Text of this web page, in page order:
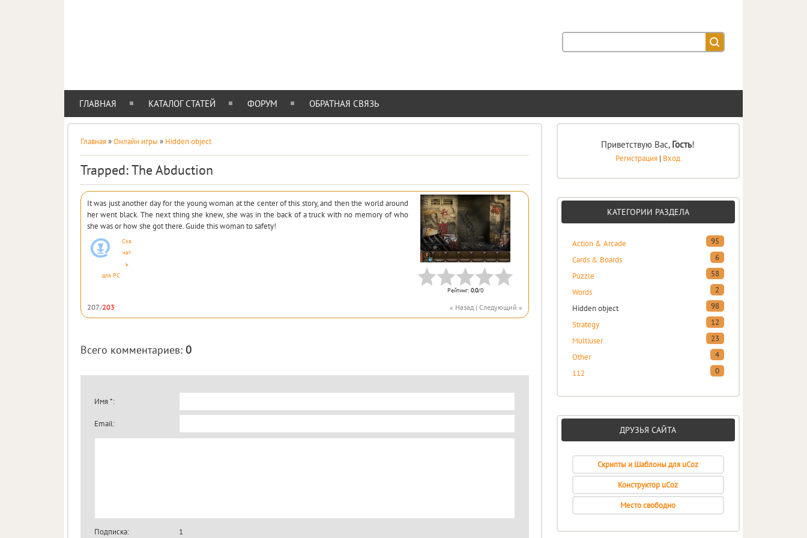
ГЛАВНАЯ КАТАЛОГ СТАТЕЙ ФОРУМ ОБРАТНАЯ СВЯЗЬ
Главная»Онлайн игры » Hidden object
Trapped: The Abduction
It was just another day for the young woman at the center of this story, and then the world around
her went black. The next thing she knew, she was in the back of a truck with no memory of who
she was or how she got there. Guide this woman to safety!
Ска
чат
ь
для PC
Рейтинг: 0.0/0
« Назад| Следующий »
207/203
Всего комментариев: 0
Имя *:
Email:
Подписка: 1
Приветствую Вас, Гость!
Регистрация | Вход
КАТЕГОРИИ РАЗДЕЛА
Action & Arcade
95
Cards & Boards
6
Puzzle
58
Words
2
Hidden object
98
Strategy
12
Multiuser
23
Other
4
112
0
ДРУЗЬЯ САЙТА
Скрипты и Шаблоны для uCoz
Конструктор uCoz
Место свободно